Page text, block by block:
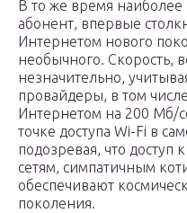
В то же время наиболее
абонент, впервые
Интернетом нового
необычного. Скорость,
незначительно,
провайдеры, в том
Интернетом на 200 Мб/
точке доступа Wi-Fi в
подозревая, что доступ
сетям, симпатичным
обеспечивают
поколения.